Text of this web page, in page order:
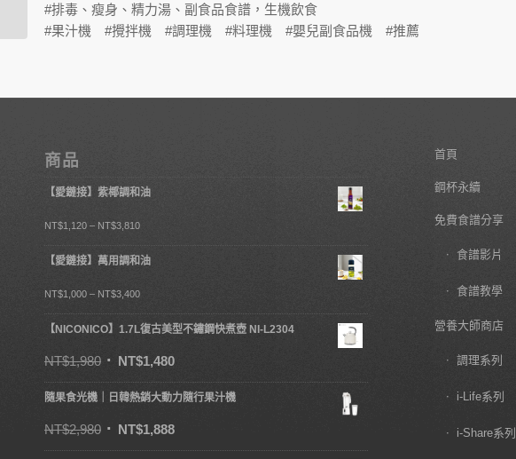
#排毒、瘦身、精力湯、副食品食譜，生機飲食
#果汁機 #攪拌機 #調理機 #料理機 #嬰兒副食品機 #推薦
商品
【愛鏈接】紫椰調和油
NT$1,120 – NT$3,810
【愛鏈接】萬用調和油
NT$1,000 – NT$3,400
【NICONICO】1.7L復古美型不鏽鋼快煮壺 NI-L2304
NT$1,980 NT$1,480
隨果食光機｜日韓熱銷大動力隨行果汁機
NT$2,980 NT$1,888
首頁
鋼杯永續
免費食譜分享
食譜影片
食譜教學
營養大師商店
調理系列
i-Life系列
i-Share系列